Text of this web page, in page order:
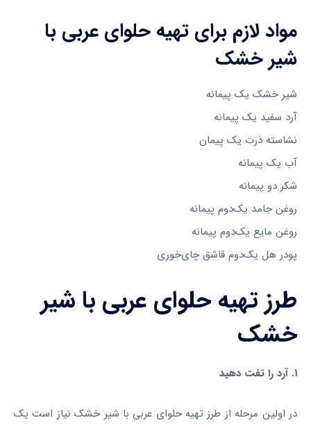
مواد لازم برای تهیه حلوای عربی با
شیر خشک
شیر خشک یک پیمانه
آرد سفید یک پیمانه
نشاسته ذرت یک پیمان
آب یک پیمانه
شکر دو پیمانه
روغن جامد یک‌دوم پیمانه
روغن مایع یک‌دوم پیمانه
پودر هل یک‌دوم قاشق چای‌خوری
طرز تهیه حلوای عربی با شیر
خشک
۱. آرد را تفت دهید
در اولین مرحله از طرز تهیه حلوای عربی با شیر خشک نیاز است یک